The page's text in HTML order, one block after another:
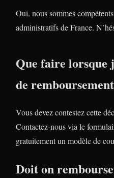
Oui, nous sommes
administratifs de France.
Que faire lorsque
de
Vous devez contestez cette
Contactez-nous via le
gratuitement un modèle de
Doit on